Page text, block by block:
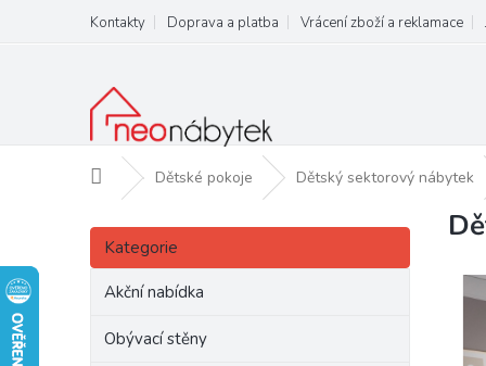
obsah
Kontakty Doprava a platba Vrácení zboží a reklamace
Domů Dětské pokoje Dětský sektorový nábytek
P
s
Přeskočit
kategorie
Kategorie
Akční nabídka
Obývací stěny